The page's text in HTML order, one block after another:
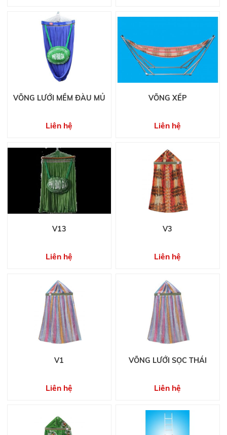
VÕNG LƯỚI MỀM ĐÀU MỦ
Liên hệ
VÕNG XẾP
Liên hệ
V13
Liên hệ
V3
Liên hệ
V1
Liên hệ
VÕNG LƯỚI SỌC THÁI
Liên hệ